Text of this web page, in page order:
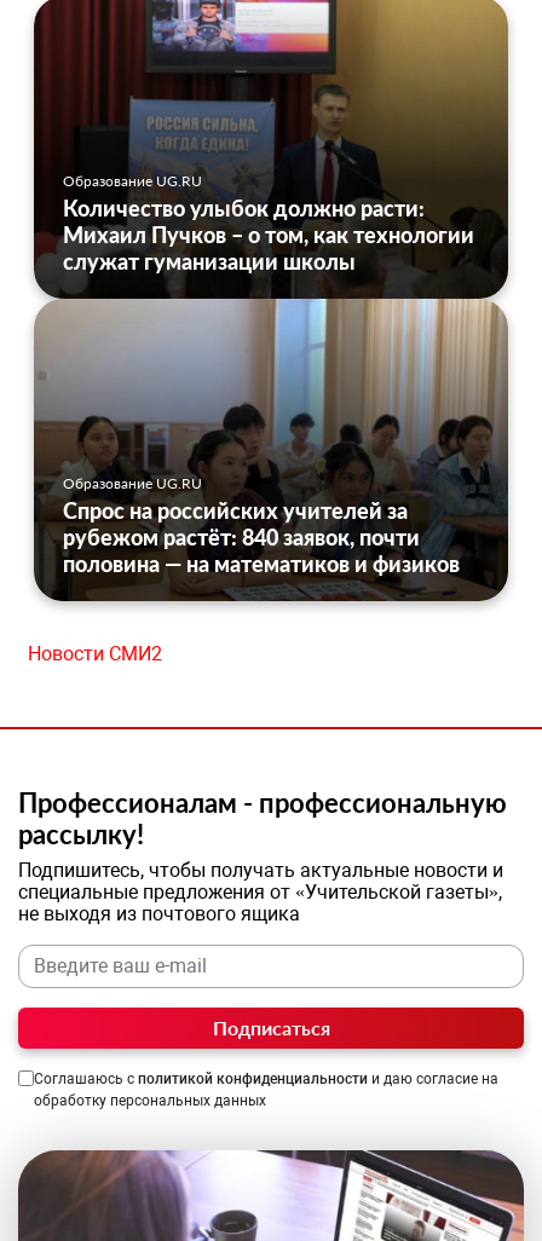
Образование UG.RU
Количество улыбок должно расти:
Михаил Пучков – о том, как технологии
служат гуманизации школы
Образование UG.RU
Спрос на российских учителей за
рубежом растёт: 840 заявок, почти
половина — на математиков и физиков
Новости СМИ2
Профессионалам - профессиональную
рассылку!
Подпишитесь, чтобы получать актуальные новости и
специальные предложения от «Учительской газеты»,
не выходя из почтового ящика
Подписаться
Соглашаюсь с политикой конфиденциальности и даю согласие на
обработку персональных данных